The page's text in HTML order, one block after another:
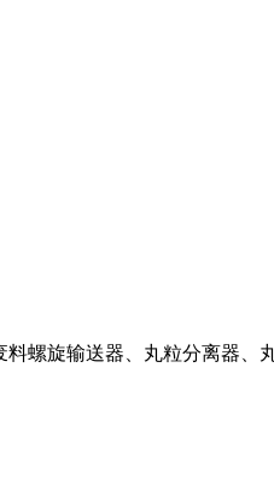
螺旋输送器、丸粒分离器、